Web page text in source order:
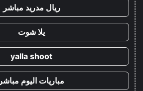
ريال مدريد مباشر
يلا شوت
yalla shoot
مباريات اليوم مباشر